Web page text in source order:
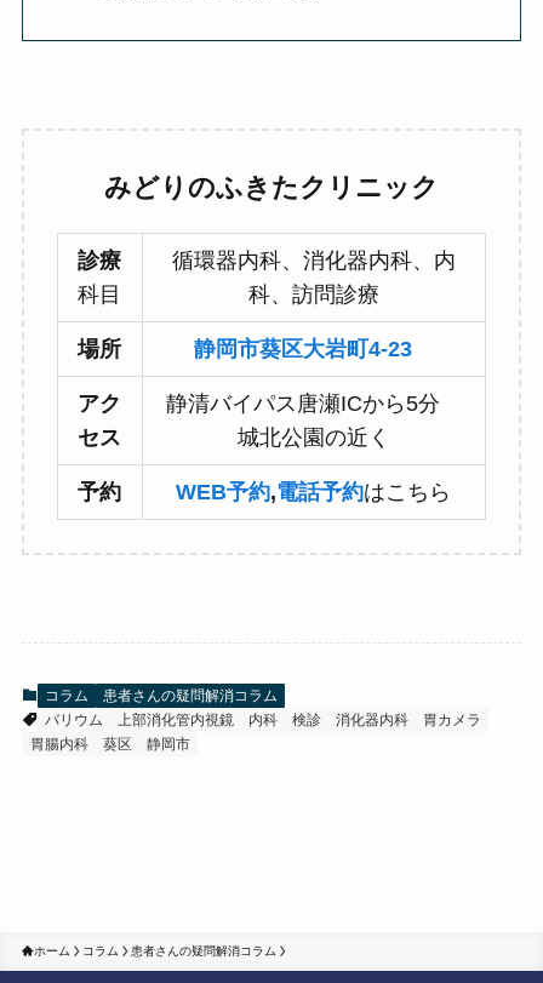
みどりのふきたクリニック
診療
科目
循環器内科、消化器内科、内
科、訪問診療
場所 静岡市葵区大岩町4-23
アク
セス
静清バイパス唐瀬ICから5分
城北公園の近く
予約 WEB予約,電話予約はこちら
コラム
患者さんの疑問解消コラム
バリウム
上部消化管内視鏡 内科 検診 消化器内科
胃カメラ
胃腸内科
葵区 静岡市
ホーム コラム 患者さんの疑問解消コラム